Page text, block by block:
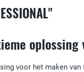
voor het maken